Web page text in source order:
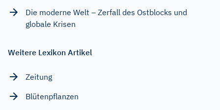
Die moderne Welt – Zerfall des Ostblocks und
globale Krisen
Weitere Lexikon Artikel
Zeitung
Blütenpflanzen